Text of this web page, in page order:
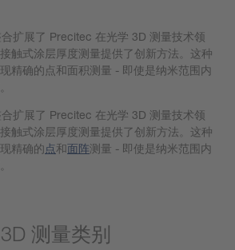
扩展了 Precitec 在光学 3D 测量技术领
触式涂层厚度测量提供了创新方法。这种
精确的点和面积测量 - 即使是纳米范围内
扩展了 Precitec 在光学 3D 测量技术领
触式涂层厚度测量提供了创新方法。这种
精确的点和面阵测量 - 即使是纳米范围内
3D 测量类别